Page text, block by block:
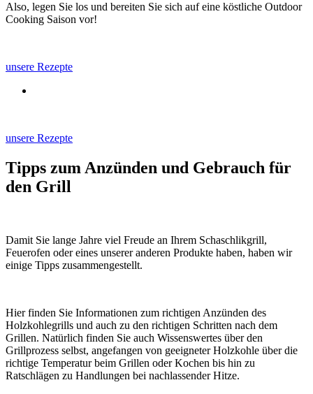
Also, legen Sie los und bereiten Sie sich auf eine köstliche Outdoor
Cooking Saison vor!
unsere Rezepte
unsere Rezepte
Tipps zum Anzünden und Gebrauch für
den Grill
Damit Sie lange Jahre viel Freude an Ihrem Schaschlikgrill,
Feuerofen oder eines unserer anderen Produkte haben, haben wir
einige Tipps zusammengestellt.
Hier finden Sie Informationen zum richtigen Anzünden des
Holzkohlegrills und auch zu den richtigen Schritten nach dem
Grillen. Natürlich finden Sie auch Wissenswertes über den
Grillprozess selbst, angefangen von geeigneter Holzkohle über die
richtige Temperatur beim Grillen oder Kochen bis hin zu
Ratschlägen zu Handlungen bei nachlassender Hitze.